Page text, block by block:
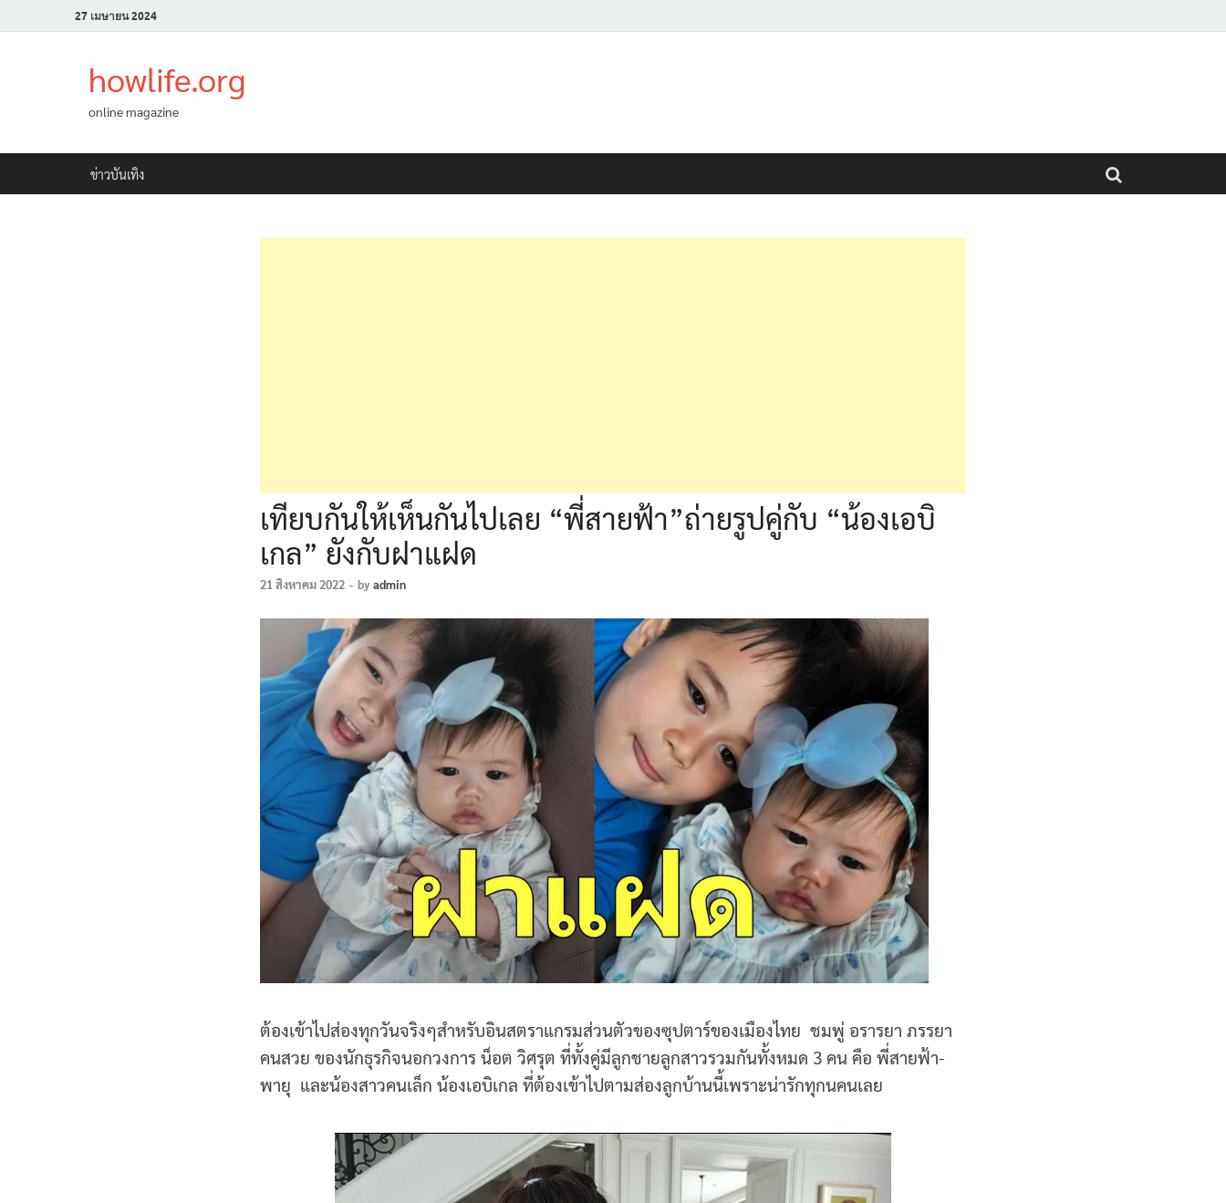
27 เมษายน 2024
howlife.org
online magazine
ข่าวบันเทิง
เทียบกันให้เห็นกันไปเลย “พี่สายฟ้า”ถ่ายรูปคู่กับ “น้องเอบิ
เกล” ยังกับฝาแฝด
21 สิงหาคม 2022 - byadmin
ต้องเข้าไปส่องทุกวันจริงๆสำหรับอินสตราแกรมส่วนตัวของซุปตาร์ของเมืองไทย ชมพู่ อรารยา ภรรยา
คนสวย ของนักธุรกิจนอกวงการ น็อต วิศรุต ที่ทั้งคู่มีลูกชายลูกสาวรวมกันทั้งหมด 3 คน คือ พี่สายฟ้า-
พายุ และน้องสาวคนเล็ก น้องเอบิเกล ที่ต้องเข้าไปตามส่องลูกบ้านนี้เพราะน่ารักทุกนคนเลย